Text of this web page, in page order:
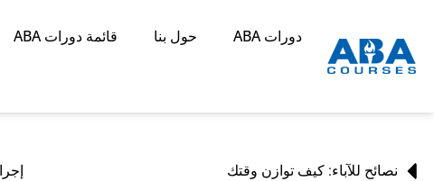
دورات ABA حول بنا قائمة دورات ABA
نصائح للآباء: كيف توازن وقتك